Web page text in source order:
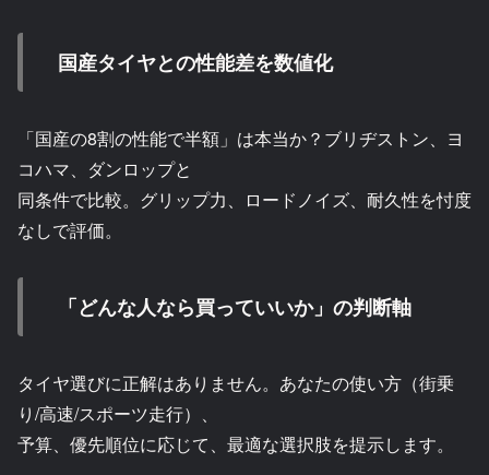
国産タイヤとの性能差を数値化
「国産の8割の性能で半額」は本当か？ブリヂストン、ヨ
コハマ、ダンロップと
同条件で比較。グリップ力、ロードノイズ、耐久性を忖度
なしで評価。
「どんな人なら買っていいか」の判断軸
タイヤ選びに正解はありません。あなたの使い方（街乗
り/高速/スポーツ走行）、
予算、優先順位に応じて、最適な選択肢を提示します。